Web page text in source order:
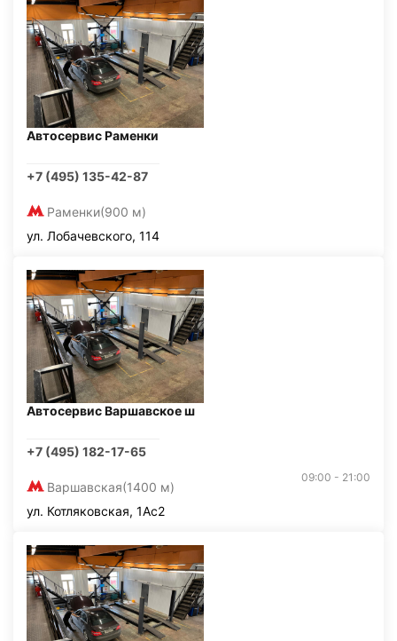
Автосервис Раменки
+7 (495) 135-42-87
Раменки(900 м)
ул. Лобачевского, 114
Автосервис Варшавское ш
+7 (495) 182-17-65
Варшавская(1400 м)
09:00 - 21:00
ул. Котляковская, 1Ас2